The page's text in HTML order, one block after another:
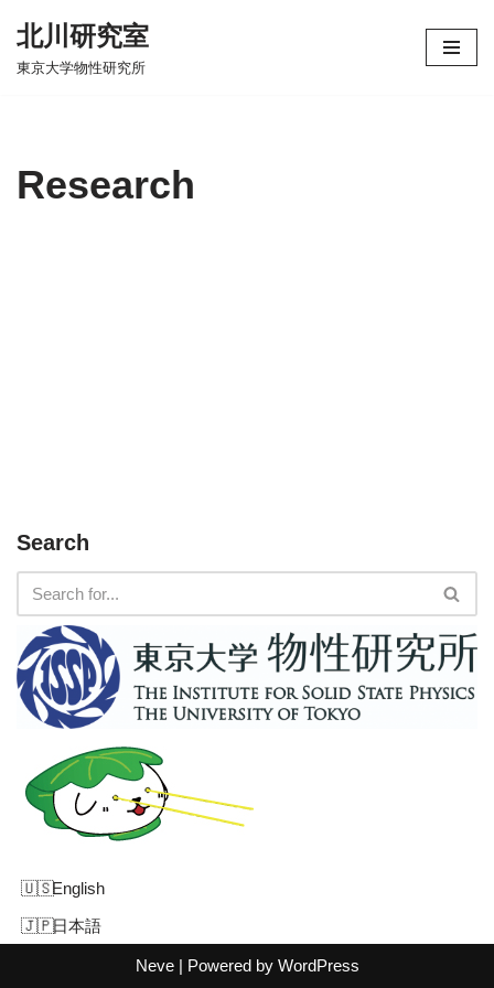
Skip
北川研究室
東京大学物性研究所
Research
Search
English
日本語
Neve| Powered by WordPress